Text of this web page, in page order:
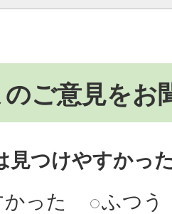
ご意見をお
見つけやすかっ
った
ふつう